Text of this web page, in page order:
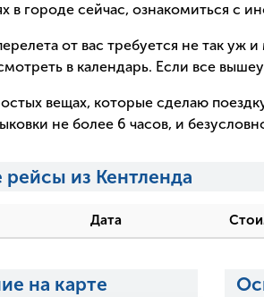
в городе сейчас, ознакомиться с
от вас требуется не так уж
в календарь. Если все
вещах, которые сделаю
не более 6 часов, и
из Кентленда
Дата
на карте